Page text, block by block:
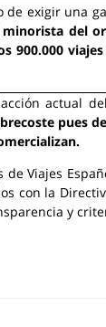
exigir una
minorista del
actual
pues
Viajes
con la
y